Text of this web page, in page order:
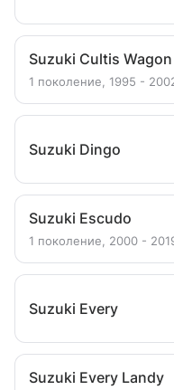
Suzuki Cultis Wagon
1 поколение, 1995 -
Suzuki Dingo
Suzuki Escudo
1 поколение, 2000 -
Suzuki Every
Suzuki Every Landy